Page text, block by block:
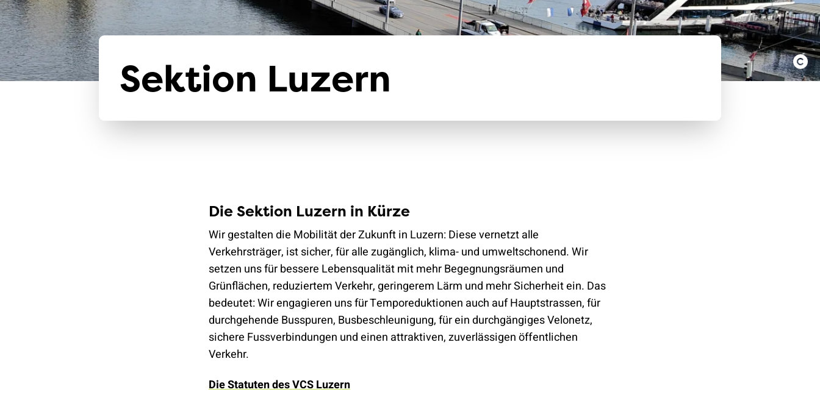
Sektion Luzern
Die Sektion Luzern in Kürze
Wir gestalten die Mobilität der Zukunft in Luzern: Diese vernetzt alle
Verkehrsträger, ist sicher, für alle zugänglich, klima- und umweltschonend. Wir
setzen uns für bessere Lebensqualität mit mehr Begegnungsräumen und
Grünflächen, reduziertem Verkehr, geringerem Lärm und mehr Sicherheit ein. Das
bedeutet: Wir engagieren uns für Temporeduktionen auch auf Hauptstrassen, für
durchgehende Busspuren, Busbeschleunigung, für ein durchgängiges Velonetz,
sichere Fussverbindungen und einen attraktiven, zuverlässigen öffentlichen
Verkehr.
Die Statuten des VCS Luzern